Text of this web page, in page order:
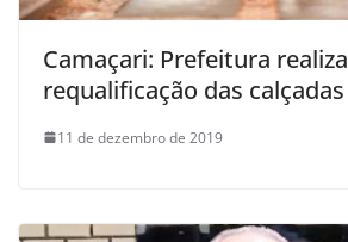
Camaçari: Prefeitura realiza
requalificação das calçadas
11 de dezembro de 2019